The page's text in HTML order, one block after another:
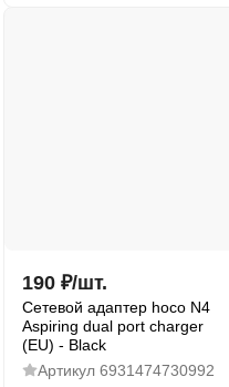
190 ₽/шт.
Сетевой адаптер hoco N4
Aspiring dual port charger
(EU) - Black
Артикул 6931474730992